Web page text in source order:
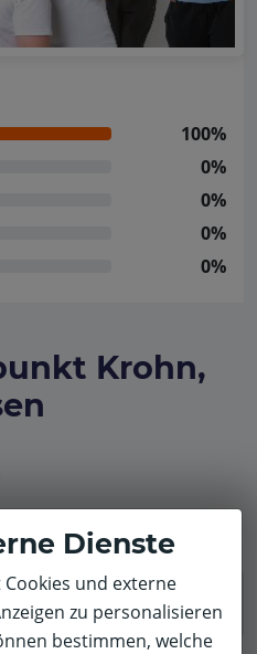
100%
0%
0%
0%
0%
Krohn,
Filter gefunden.
Dienste
und externe
zu personalisieren
bestimmen, welche